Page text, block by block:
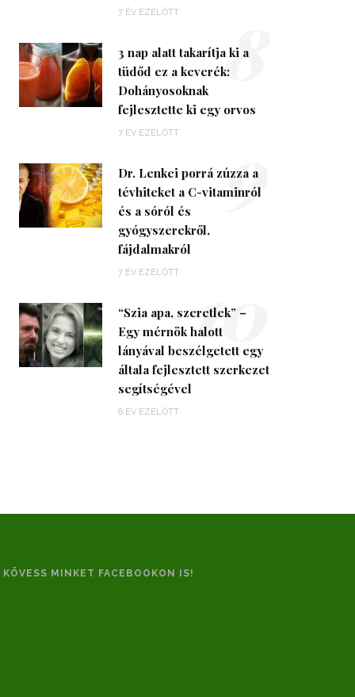
7 ÉV EZELŐTT
3 nap alatt takarítja ki a
tüdőd ez a keverék:
Dohányosoknak
fejlesztette ki egy orvos
7 ÉV EZELŐTT
8
Dr. Lenkei porrá zúzza a
tévhiteket a C-vitaminról
és a sóról és
gyógyszerekről,
fájdalmakról
7 ÉV EZELŐTT
9
“Szia apa, szeretlek” –
Egy mérnök halott
lányával beszélgetett egy
általa fejlesztett szerkezet
segítségével
6 ÉV EZELŐTT
10
KÖVESS MINKET FACEBOOKON IS!